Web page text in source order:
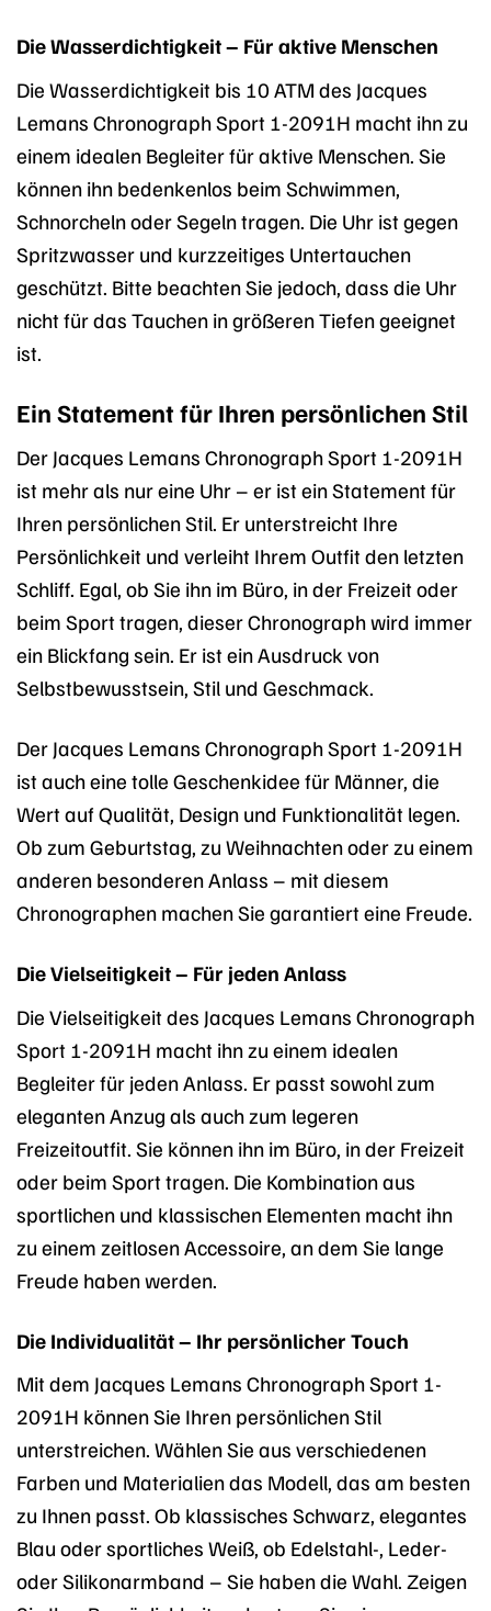
Die Wasserdichtigkeit – Für aktive Menschen
Die Wasserdichtigkeit bis 10 ATM des Jacques
Lemans Chronograph Sport 1-2091H macht ihn zu
einem idealen Begleiter für aktive Menschen. Sie
können ihn bedenkenlos beim Schwimmen,
Schnorcheln oder Segeln tragen. Die Uhr ist gegen
Spritzwasser und kurzzeitiges Untertauchen
geschützt. Bitte beachten Sie jedoch, dass die Uhr
nicht für das Tauchen in größeren Tiefen geeignet
ist.
Ein Statement für Ihren persönlichen Stil
Der Jacques Lemans Chronograph Sport 1-2091H
ist mehr als nur eine Uhr – er ist ein Statement für
Ihren persönlichen Stil. Er unterstreicht Ihre
Persönlichkeit und verleiht Ihrem Outfit den letzten
Schliff. Egal, ob Sie ihn im Büro, in der Freizeit oder
beim Sport tragen, dieser Chronograph wird immer
ein Blickfang sein. Er ist ein Ausdruck von
Selbstbewusstsein, Stil und Geschmack.
Der Jacques Lemans Chronograph Sport 1-2091H
ist auch eine tolle Geschenkidee für Männer, die
Wert auf Qualität, Design und Funktionalität legen.
Ob zum Geburtstag, zu Weihnachten oder zu einem
anderen besonderen Anlass – mit diesem
Chronographen machen Sie garantiert eine Freude.
Die Vielseitigkeit – Für jeden Anlass
Die Vielseitigkeit des Jacques Lemans Chronograph
Sport 1-2091H macht ihn zu einem idealen
Begleiter für jeden Anlass. Er passt sowohl zum
eleganten Anzug als auch zum legeren
Freizeitoutfit. Sie können ihn im Büro, in der Freizeit
oder beim Sport tragen. Die Kombination aus
sportlichen und klassischen Elementen macht ihn
zu einem zeitlosen Accessoire, an dem Sie lange
Freude haben werden.
Die Individualität – Ihr persönlicher Touch
Mit dem Jacques Lemans Chronograph Sport 1-
2091H können Sie Ihren persönlichen Stil
unterstreichen. Wählen Sie aus verschiedenen
Farben und Materialien das Modell, das am besten
zu Ihnen passt. Ob klassisches Schwarz, elegantes
Blau oder sportliches Weiß, ob Edelstahl-, Leder-
oder Silikonarmband – Sie haben die Wahl. Zeigen